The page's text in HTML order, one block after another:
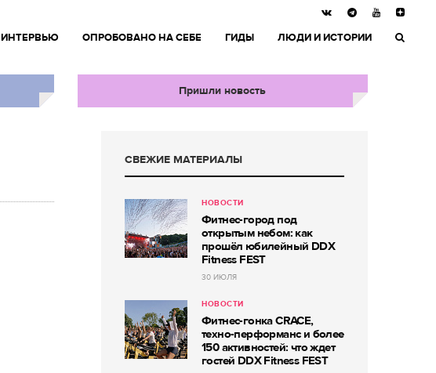
ИНТЕРВЬЮ ОПРОБОВАНО НА СЕБЕ ГИДЫ ЛЮДИ И ИСТОРИИ
Пришли новость
СВЕЖИЕ МАТЕРИАЛЫ
НОВОСТИ
Фитнес-город под
открытым небом: как
прошёл юбилейный DDX
Fitness FEST
30 ИЮЛЯ
НОВОСТИ
Фитнес-гонка CRACE,
техно-перформанс и более
150 активностей: что ждет
гостей DDX Fitness FEST